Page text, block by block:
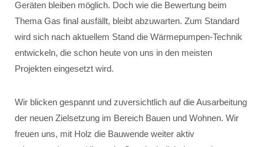
Geräten bleiben möglich. Doch wie die Bewertung beim
Thema Gas final ausfällt, bleibt abzuwarten. Zum Standard
wird sich nach aktuellem Stand die Wärmepumpen-Technik
entwickeln, die schon heute von uns in den meisten
Projekten eingesetzt wird.
Wir blicken gespannt und zuversichtlich auf die Ausarbeitung
der neuen Zielsetzung im Bereich Bauen und Wohnen. Wir
freuen uns, mit Holz die Bauwende weiter aktiv